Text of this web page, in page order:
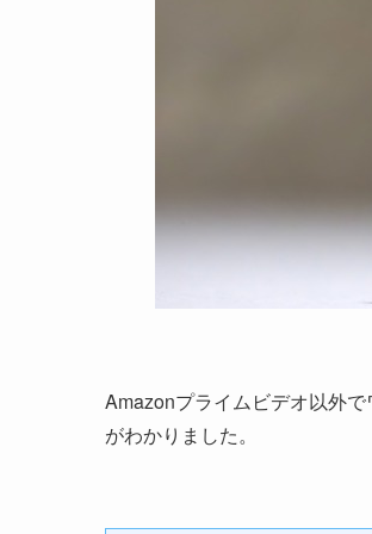
Amazonプライムビデオ以外
がわかりました。